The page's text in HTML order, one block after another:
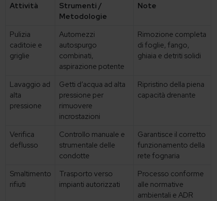
Attività
Strumenti /
Metodologie
Note
Pulizia
caditoie e
griglie
Automezzi
autospurgo
combinati,
aspirazione potente
Rimozione completa
di foglie, fango,
ghiaia e detriti solidi
Lavaggio ad
alta
pressione
Getti d’acqua ad alta
pressione per
rimuovere
incrostazioni
Ripristino della piena
capacità drenante
Verifica
deflusso
Controllo manuale e
strumentale delle
condotte
Garantisce il corretto
funzionamento della
rete fognaria
Smaltimento
rifiuti
Trasporto verso
impianti autorizzati
Processo conforme
alle normative
ambientali e ADR